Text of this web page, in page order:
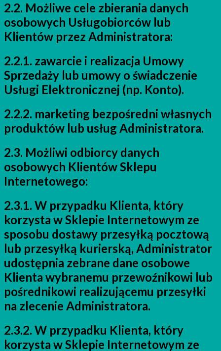
2.2. Możliwe cele zbierania danych
osobowych Usługobiorców lub
Klientów przez Administratora:
2.2.1. zawarcie i realizacja Umowy
Sprzedaży lub umowy o świadczenie
Usługi Elektronicznej (np. Konto).
2.2.2. marketing bezpośredni własnych
produktów lub usług Administratora.
2.3. Możliwi odbiorcy danych
osobowych Klientów Sklepu
Internetowego:
2.3.1. W przypadku Klienta, który
korzysta w Sklepie Internetowym ze
sposobu dostawy przesyłką pocztową
lub przesyłką kurierską, Administrator
udostępnia zebrane dane osobowe
Klienta wybranemu przewoźnikowi lub
pośrednikowi realizującemu przesyłki
na zlecenie Administratora.
2.3.2. W przypadku Klienta, który
korzysta w Sklepie Internetowym ze